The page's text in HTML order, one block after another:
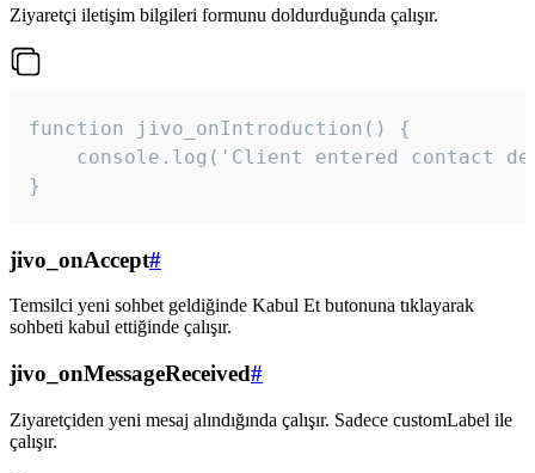
Ziyaretçi iletişim bilgileri formunu doldurduğunda çalışır.
function jivo_onIntroduction() {
console.log('Client entered contact
}
jivo_onAccept#
Temsilci yeni sohbet geldiğinde Kabul Et butonuna tıklayarak
sohbeti kabul ettiğinde çalışır.
jivo_onMessageReceived#
Ziyaretçiden yeni mesaj alındığında çalışır. Sadece customLabel ile
çalışır.